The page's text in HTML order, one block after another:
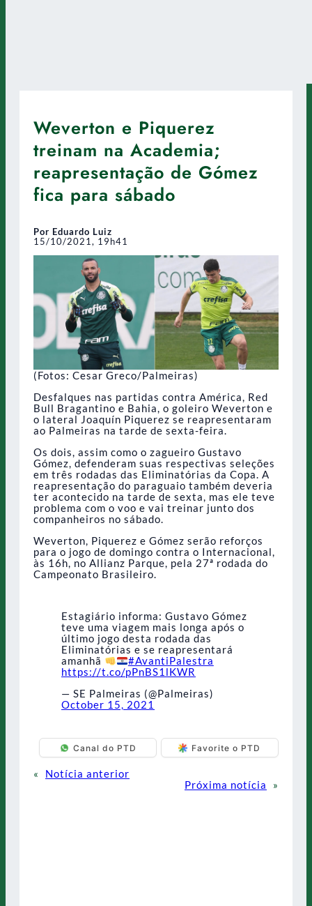
Weverton e Piquerez
treinam na Academia;
reapresentação de Gómez
fica para sábado
Por Eduardo Luiz
15/10/2021, 19h41
(Fotos: Cesar Greco/Palmeiras)
Desfalques nas partidas contra América, Red
Bull Bragantino e Bahia, o goleiro Weverton e
o lateral Joaquín Piquerez se reapresentaram
ao Palmeiras na tarde de sexta-feira.
Os dois, assim como o zagueiro Gustavo
Gómez, defenderam suas respectivas seleções
em três rodadas das Eliminatórias da Copa. A
reapresentação do paraguaio também deveria
ter acontecido na tarde de sexta, mas ele teve
problema com o voo e vai treinar junto dos
companheiros no sábado.
Weverton, Piquerez e Gómez serão reforços
para o jogo de domingo contra o Internacional,
às 16h, no Allianz Parque, pela 27ª rodada do
Campeonato Brasileiro.
Estagiário informa: Gustavo Gómez
teve uma viagem mais longa após o
último jogo desta rodada das
Eliminatórias e se reapresentará
amanhã
#AvantiPalestra
https://t.co/pPnBS1lKWR
— SE Palmeiras (@Palmeiras)
October 15, 2021
Canal do PTD Favorite o PTD
«
Notícia anterior
Próxima notícia
»